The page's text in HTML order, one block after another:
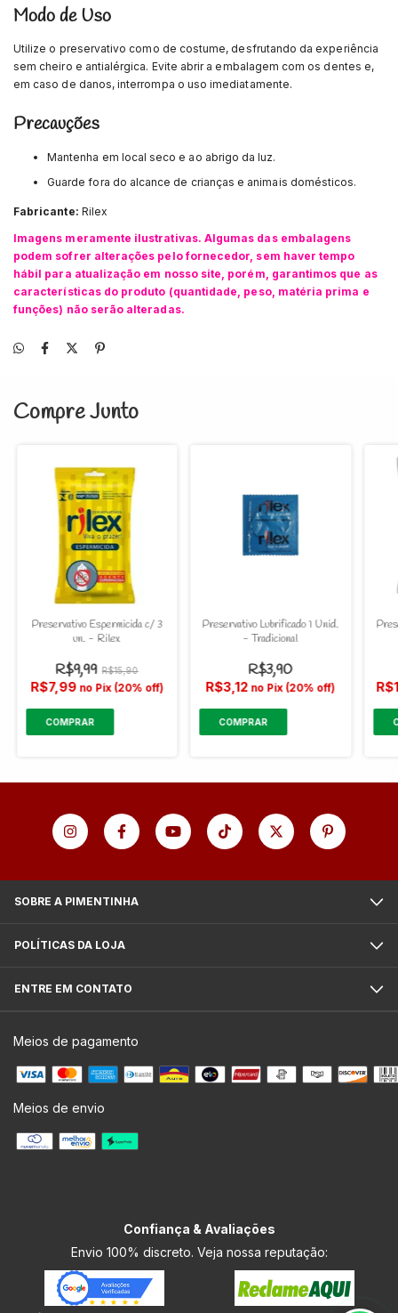
Modo de Uso
Utilize o preservativo como de costume, desfrutando da experiência
sem cheiro e antialérgica. Evite abrir a embalagem com os dentes e,
em caso de danos, interrompa o uso imediatamente.
Precauções
Mantenha em local seco e ao abrigo da luz.
Guarde fora do alcance de crianças e animais domésticos.
Fabricante: Rilex
Imagens meramente ilustrativas. Algumas das embalagens
podem sofrer alterações pelo fornecedor, sem haver tempo
hábil para atualização em nosso site, porém, garantimos que as
características do produto (quantidade, peso, matéria prima e
funções) não serão alteradas.
Compre Junto
Preservativo Espermicida c/ 3
un. - Rilex
R$9,99 R$15,90
R$7,99 no Pix (20% off)
Preservativo Lubrificado 1 Unid.
- Tradicional
R$3,90
R$3,12 no Pix (20% off)
SOBRE A PIMENTINHA
POLÍTICAS DA LOJA
ENTRE EM CONTATO
Meios de pagamento
Meios de envio
Confiança & Avaliações
Envio 100% discreto. Veja nossa reputação: